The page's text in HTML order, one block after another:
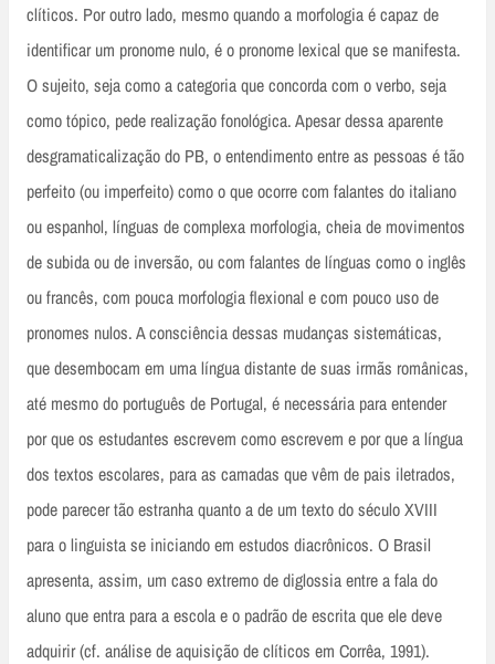
clíticos. Por outro lado, mesmo quando a morfologia é capaz de
identificar um pronome nulo, é o pronome lexical que se manifesta.
O sujeito, seja como a categoria que concorda com o verbo, seja
como tópico, pede realização fonológica. Apesar dessa aparente
desgramaticalização do PB, o entendimento entre as pessoas é tão
perfeito (ou imperfeito) como o que ocorre com falantes do italiano
ou espanhol, línguas de complexa morfologia, cheia de movimentos
de subida ou de inversão, ou com falantes de línguas como o inglês
ou francês, com pouca morfologia flexional e com pouco uso de
pronomes nulos. A consciência dessas mudanças sistemáticas,
que desembocam em uma língua distante de suas irmãs românicas,
até mesmo do português de Portugal, é necessária para entender
por que os estudantes escrevem como escrevem e por que a língua
dos textos escolares, para as camadas que vêm de pais iletrados,
pode parecer tão estranha quanto a de um texto do século XVIII
para o linguista se iniciando em estudos diacrônicos. O Brasil
apresenta, assim, um caso extremo de diglossia entre a fala do
aluno que entra para a escola e o padrão de escrita que ele deve
adquirir (cf. análise de aquisição de clíticos em Corrêa, 1991).